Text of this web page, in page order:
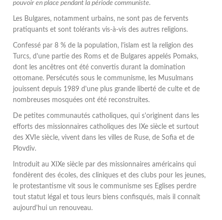
pouvoir en place pendant la période communiste.
Les Bulgares, notamment urbains, ne sont pas de fervents
pratiquants et sont tolérants vis-à-vis des autres religions.
Confessé par 8 % de la population, l'islam est la religion des
Turcs, d'une partie des Roms et de Bulgares appelés Pomaks,
dont les ancêtres ont été convertis durant la domination
ottomane. Persécutés sous le communisme, les Musulmans
jouissent depuis 1989 d'une plus grande liberté de culte et de
nombreuses mosquées ont été reconstruites.
De petites communautés catholiques, qui s'originent dans les
efforts des missionnaires catholiques des IXe siècle et surtout
des XVIe siècle, vivent dans les villes de Ruse, de Sofia et de
Plovdiv.
Introduit au XIXe siècle par des missionnaires américains qui
fondèrent des écoles, des cliniques et des clubs pour les jeunes,
le protestantisme vit sous le communisme ses Eglises perdre
tout statut légal et tous leurs biens confisqués, mais il connaît
aujourd'hui un renouveau.